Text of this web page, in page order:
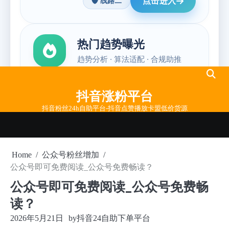
抖音涨粉平台
抖音粉丝24h自助平台-抖音点赞播放卡盟低价货源
Home
公众号粉丝增加
公众号即可免费阅读_公众号免费畅读？
公众号即可免费阅读_公众号免费畅
读？
2026年5月21日 by抖音24自助下单平台